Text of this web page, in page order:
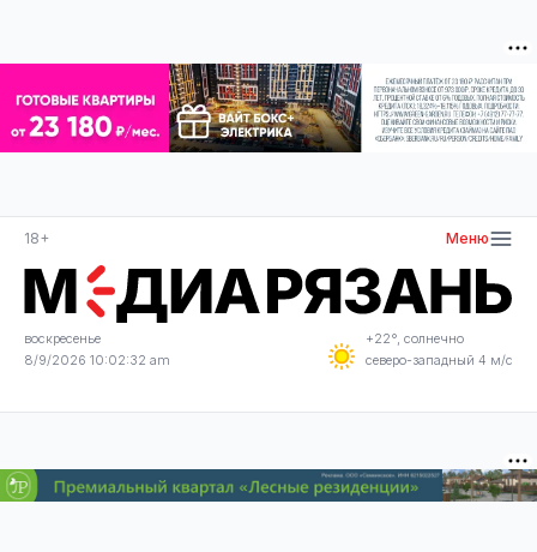
18+ Меню
воскресенье
8/9/2026 10:02:32 am
+22°, солнечно
северо-западный 4 м/с